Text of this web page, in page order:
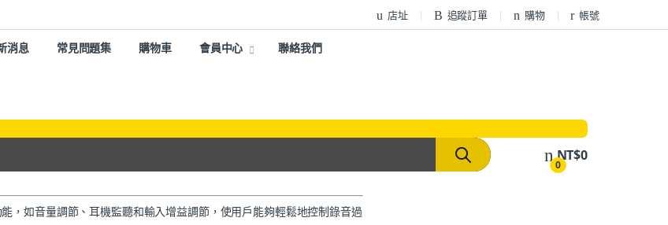
店址 追蹤訂單 購物 帳號
消息 常見問題集 購物車 會員中心 聯絡我們
0
NT$0
，如音量調節、耳機監聽和輸入增益調節，使用戶能夠輕鬆地控制錄音過